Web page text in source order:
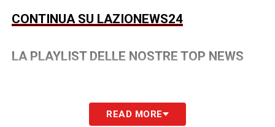
CONTINUA SU LAZIONEWS24
LA PLAYLIST DELLE NOSTRE TOP NEWS
READ MORE